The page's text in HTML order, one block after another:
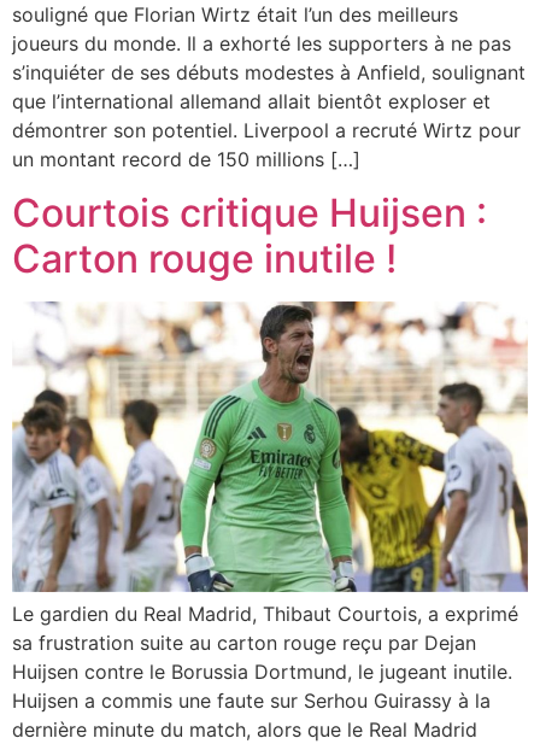
souligné que Florian Wirtz était l’un des meilleurs
joueurs du monde. Il a exhorté les supporters à ne pas
s’inquiéter de ses débuts modestes à Anfield, soulignant
que l’international allemand allait bientôt exploser et
démontrer son potentiel. Liverpool a recruté Wirtz pour
un montant record de 150 millions […]
Courtois critique Huijsen :
Carton rouge inutile !
Le gardien du Real Madrid, Thibaut Courtois, a exprimé
sa frustration suite au carton rouge reçu par Dejan
Huijsen contre le Borussia Dortmund, le jugeant inutile.
Huijsen a commis une faute sur Serhou Guirassy à la
dernière minute du match, alors que le Real Madrid